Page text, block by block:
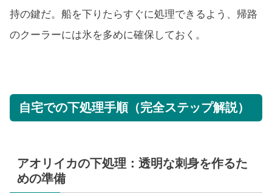
持の鍵だ。船を下りたらすぐに処理できるよう、帰路
のクーラーには氷を多めに確保しておく。
自宅での下処理手順（完全ステップ解説）
アオリイカの下処理：透明な刺身を作るた
めの準備